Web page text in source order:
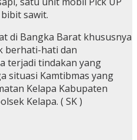
sawit.
di Bangka Barat khususnya
berhati-hati dan
terjadi tindakan yang
situasi Kamtibmas yang
Kelapa Kabupaten
Kelapa. ( SK )